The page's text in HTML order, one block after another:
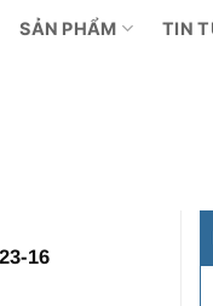
SẢN PHẨM TIN
16